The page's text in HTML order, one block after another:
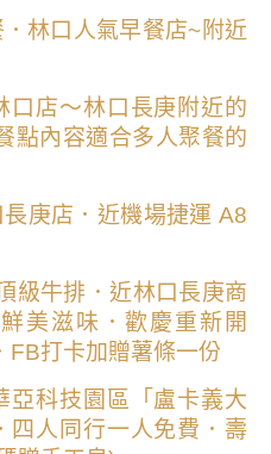
林口人氣早餐店~附近
口店～林口長庚附近的
點內容適合多人聚餐的
庚店．近機場捷運 A8
級牛排．近林口長庚商
美滋味．歡慶重新開
FB打卡加贈薯條一份
亞科技園區「盧卡義大
四人同行一人免費．壽